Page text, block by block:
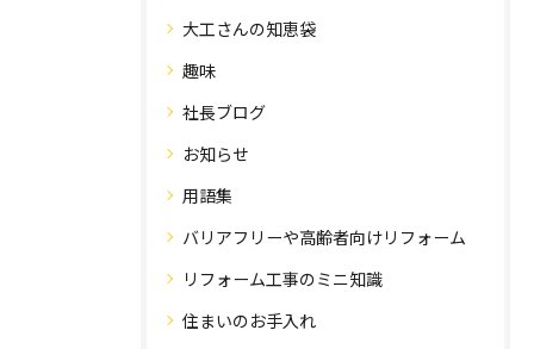
大工さんの知恵袋
趣味
社長ブログ
お知らせ
用語集
バリアフリーや高齢者向けリフォーム
リフォーム工事のミニ知識
住まいのお手入れ